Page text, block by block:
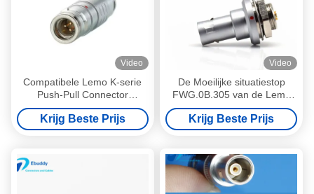
Video
Compatibele Lemo K-serie
Push-Pull Connector
Waterdicht IP68 Solder
Connector
Krijg Beste Prijs
Video
De Moeilijke situatiestop
FWG.0B.305 van de Lemo
Cirkel Balansschakelaar
FWG 0B 5pin
Krijg Beste Prijs